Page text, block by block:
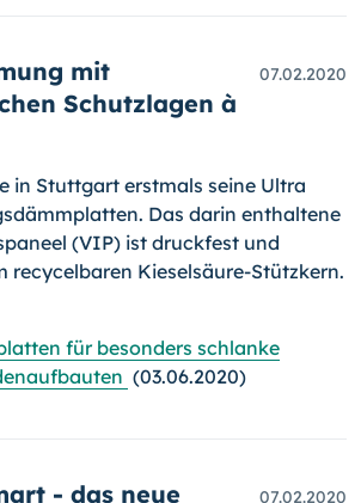
mit
Schutzlagen à
07.02.2020
in Stuttgart erstmals seine Ultra
Das darin enthaltene
(VIP) ist druckfest und
recycelbaren Kieselsäure-Stützkern.
für besonders schlanke
(03.06.2020)
- das neue
07.02.2020